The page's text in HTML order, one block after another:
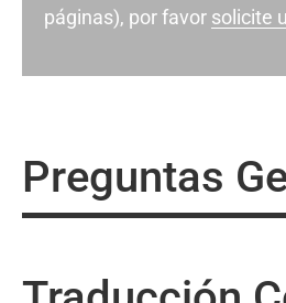
páginas), por favor solicite
Preguntas